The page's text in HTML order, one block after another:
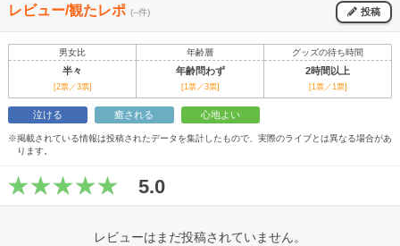
レビュー/観たレポ (--件) 投稿
男女比 年齢層 グッズの待ち時間
半々 年齢問わず 2時間以上
[2票／3票] [1票／3票] [1票／1票]
泣ける 癒される 心地よい
※掲載されている情報は投稿されたデータを集計したもので、実際のライブとは異なる場合があ
ります。
5.0
レビューはまだ投稿されていません。